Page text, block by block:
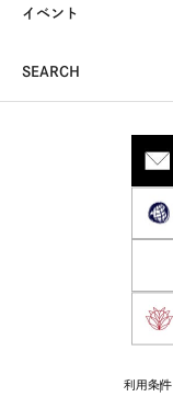
イベント
SEARCH
利用条件